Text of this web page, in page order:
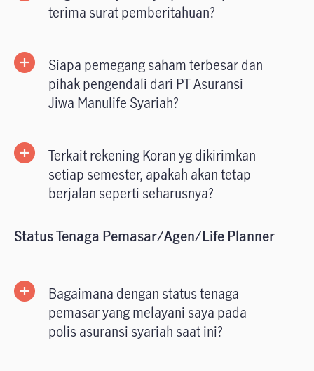
terima surat pemberitahuan?
Siapa pemegang saham terbesar dan
pihak pengendali dari PT Asuransi
Jiwa Manulife Syariah?
Terkait rekening Koran yg dikirimkan
setiap semester, apakah akan tetap
berjalan seperti seharusnya?
Status Tenaga Pemasar/Agen/Life Planner
Bagaimana dengan status tenaga
pemasar yang melayani saya pada
polis asuransi syariah saat ini?